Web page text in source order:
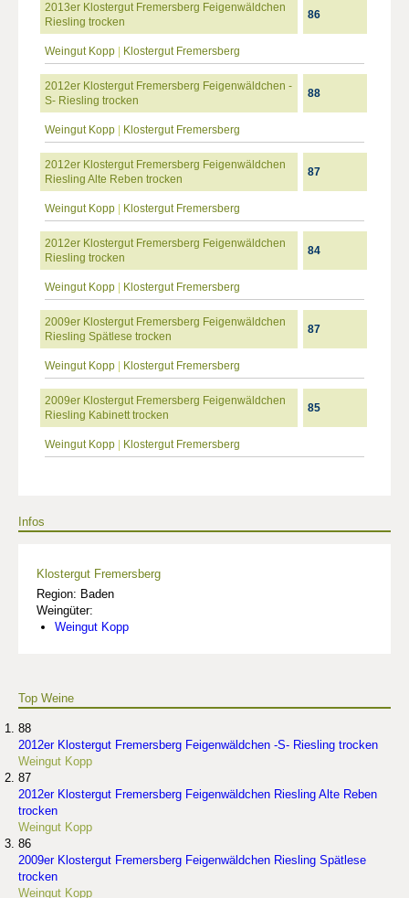
2013er Klostergut Fremersberg Feigenwäldchen
Riesling trocken
86
Weingut Kopp Klostergut Fremersberg
2012er Klostergut Fremersberg Feigenwäldchen -
S- Riesling trocken
88
Weingut Kopp Klostergut Fremersberg
2012er Klostergut Fremersberg Feigenwäldchen
Riesling Alte Reben trocken
87
Weingut Kopp Klostergut Fremersberg
2012er Klostergut Fremersberg Feigenwäldchen
Riesling trocken
84
Weingut Kopp Klostergut Fremersberg
2009er Klostergut Fremersberg Feigenwäldchen
Riesling Spätlese trocken
87
Weingut Kopp Klostergut Fremersberg
2009er Klostergut Fremersberg Feigenwäldchen
Riesling Kabinett trocken
85
Weingut Kopp Klostergut Fremersberg
Infos
Klostergut Fremersberg
Region: Baden
Weingüter:
Weingut Kopp
Top Weine
88
2012er Klostergut Fremersberg Feigenwäldchen -S- Riesling trocken
Weingut Kopp
87
2012er Klostergut Fremersberg Feigenwäldchen Riesling Alte Reben
trocken
Weingut Kopp
86
2009er Klostergut Fremersberg Feigenwäldchen Riesling Spätlese
trocken
Weingut Kopp